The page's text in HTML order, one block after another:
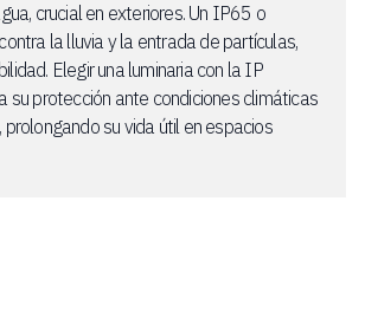
crucial en exteriores. Un IP65 o
la lluvia y la entrada de partículas,
Elegir una luminaria con la IP
su protección ante condiciones climáticas
su vida útil en espacios